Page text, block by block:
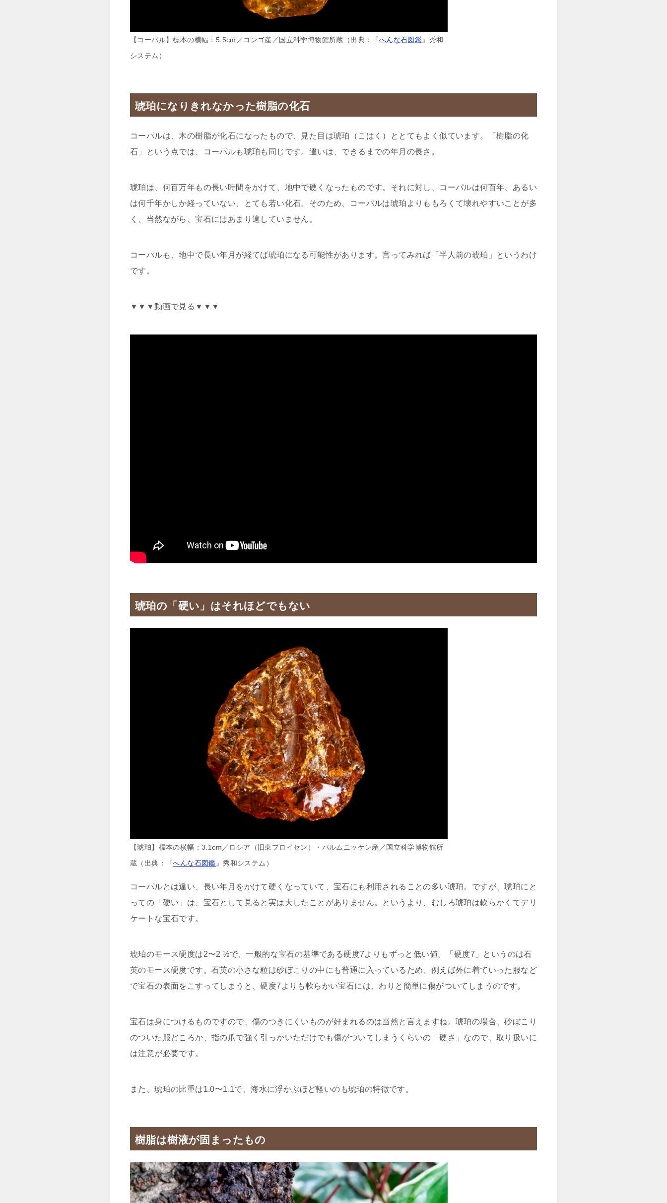
【コーパル】標本の横幅：5.5cm／コンゴ産／国立科学博物館所蔵（出典：『へんな石図鑑』秀和
システム）
琥珀になりきれなかった樹脂の化石
コーパルは、木の樹脂が化石になったもので、見た目は琥珀（こはく）ととてもよく似ています。「樹脂の化
石」という点では、コーパルも琥珀も同じです。違いは、できるまでの年月の長さ。
琥珀は、何百万年もの長い時間をかけて、地中で硬くなったものです。それに対し、コーパルは何百年、あるい
は何千年かしか経っていない、とても若い化石。そのため、コーパルは琥珀よりももろくて壊れやすいことが多
く、当然ながら、宝石にはあまり適していません。
コーパルも、地中で長い年月が経てば琥珀になる可能性があります。言ってみれば「半人前の琥珀」というわけ
です。
▼▼▼動画で見る▼▼▼
琥珀の「硬い」はそれほどでもない
【琥珀】標本の横幅：3.1cm／ロシア（旧東プロイセン）・パルムニッケン産／国立科学博物館所
蔵（出典：『へんな石図鑑』秀和システム）
コーパルとは違い、長い年月をかけて硬くなっていて、宝石にも利用されることの多い琥珀。ですが、琥珀にと
っての「硬い」は、宝石として見ると実は大したことがありません。というより、むしろ琥珀は軟らかくてデリ
ケートな宝石です。
琥珀のモース硬度は2〜2 ½で、一般的な宝石の基準である硬度7よりもずっと低い値。「硬度7」というのは石
英のモース硬度です。石英の小さな粒は砂ぼこりの中にも普通に入っているため、例えば外に着ていった服など
で宝石の表面をこすってしまうと、硬度7よりも軟らかい宝石には、わりと簡単に傷がついてしまうのです。
宝石は身につけるものですので、傷のつきにくいものが好まれるのは当然と言えますね。琥珀の場合、砂ぼこり
のついた服どころか、指の爪で強く引っかいただけでも傷がついてしまうくらいの「硬さ」なので、取り扱いに
は注意が必要です。
また、琥珀の比重は1.0〜1.1で、海水に浮かぶほど軽いのも琥珀の特徴です。
樹脂は樹液が固まったもの